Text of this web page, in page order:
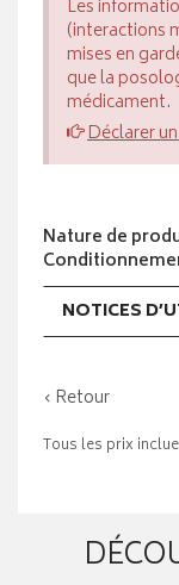
Les
(interactions
mises en
que la
médicament.
Déclarer
Nature de
NOTICES
‹ Retour
Tous les prix